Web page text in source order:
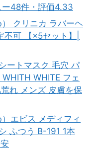
ー48件・評価4.33
） クリニカ ラバーヘ
可 【×5セット】|
ートマスク 毛穴 パ
WHITE フェ
れ メンズ 皮膚を保
エビス メディフィ
ふつう B-191 1本